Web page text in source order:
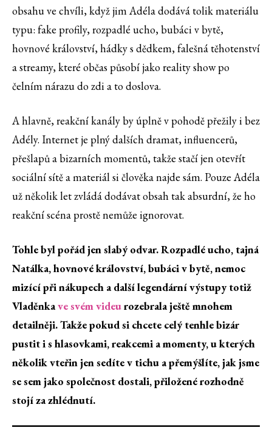
obsahu ve chvíli, když jim Adéla dodává tolik materiálu
typu: fake profily, rozpadlé ucho, bubáci v bytě,
hovnové království, hádky s dědkem, falešná těhotenství
a streamy, které občas působí jako reality show po
čelním nárazu do zdi a to doslova.
A hlavně, reakční kanály by úplně v pohodě přežily i bez
Adély. Internet je plný dalších dramat, influencerů,
přešlapů a bizarních momentů, takže stačí jen otevřít
sociální sítě a materiál si člověka najde sám. Pouze Adéla
už několik let zvládá dodávat obsah tak absurdní, že ho
reakční scéna prostě nemůže ignorovat.
Tohle byl pořád jen slabý odvar. Rozpadlé ucho, tajná
Natálka, hovnové království, bubáci v bytě, nemoc
mizící při nákupech a další legendární výstupy totiž
Vladěnkave svém videurozebrala ještě mnohem
detailněji. Takže pokud si chcete celý tenhle bizár
pustit i s hlasovkami, reakcemi a momenty, u kterých
několik vteřin jen sedíte v tichu a přemýšlíte, jak jsme
se sem jako společnost dostali, přiložené rozhodně
stojí za zhlédnutí.